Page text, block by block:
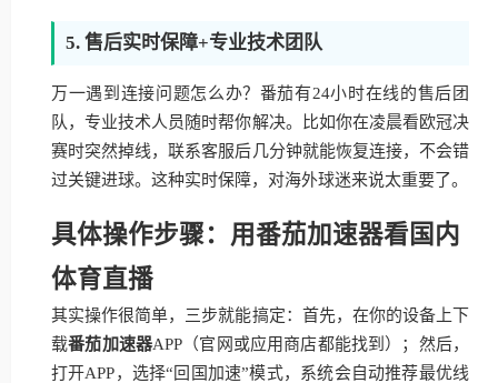
5. 售后实时保障+专业技术团队
万一遇到连接问题怎么办？番茄有24小时在线的售后团
队，专业技术人员随时帮你解决。比如你在凌晨看欧冠决
赛时突然掉线，联系客服后几分钟就能恢复连接，不会错
过关键进球。这种实时保障，对海外球迷来说太重要了。
具体操作步骤：用番茄加速器看国内
体育直播
其实操作很简单，三步就能搞定：首先，在你的设备上下
载番茄加速器APP（官网或应用商店都能找到）；然后，
打开APP，选择“回国加速”模式，系统会自动推荐最优线